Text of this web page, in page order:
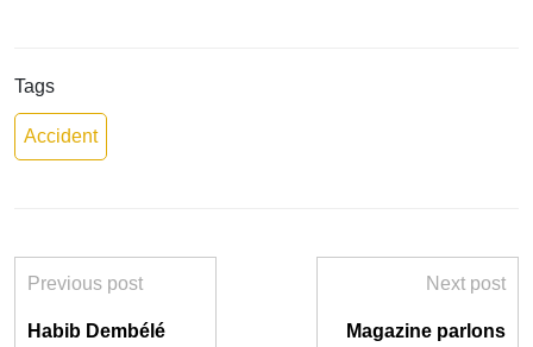
Tags
Accident
Previous post
Habib Dembélé
Next post
Magazine parlons